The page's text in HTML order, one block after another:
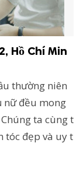
Hồ Chí Min
thường niên
nữ đều mong
ta cùng t
tóc đẹp và uy t